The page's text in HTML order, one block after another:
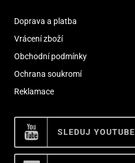
Doprava a platba
Vrácení zboží
Obchodní podmínky
Ochrana soukromí
Reklamace
SLEDUJ YOUTUBE